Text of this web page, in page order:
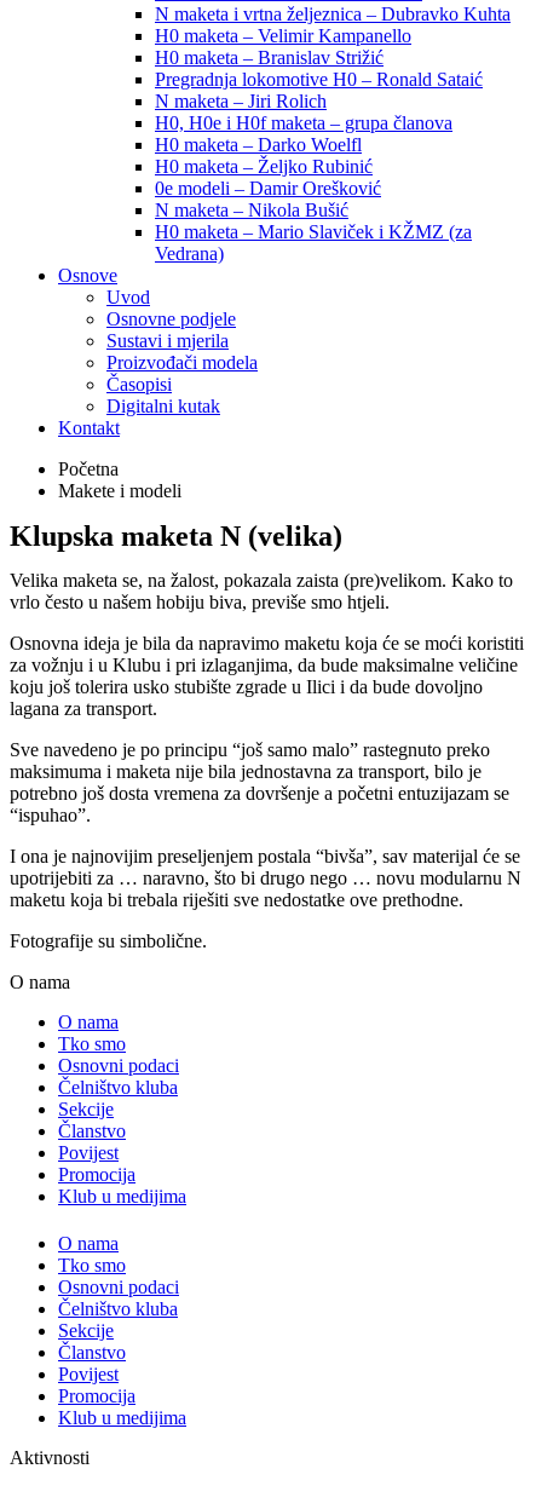
N maketa i vrtna željeznica – Dubravko Kuhta
H0 maketa – Velimir Kampanello
H0 maketa – Branislav Strižić
Pregradnja lokomotive H0 – Ronald Sataić
N maketa – Jiri Rolich
H0, H0e i H0f maketa – grupa članova
H0 maketa – Darko Woelfl
H0 maketa – Željko Rubinić
0e modeli – Damir Orešković
N maketa – Nikola Bušić
H0 maketa – Mario Slaviček i KŽMZ (za
Vedrana)
Osnove
Uvod
Osnovne podjele
Sustavi i mjerila
Proizvođači modela
Časopisi
Digitalni kutak
Kontakt
Početna
Makete i modeli
Klupska maketa N (velika)
Velika maketa se, na žalost, pokazala zaista (pre)velikom. Kako to
vrlo često u našem hobiju biva, previše smo htjeli.
Osnovna ideja je bila da napravimo maketu koja će se moći koristiti
za vožnju i u Klubu i pri izlaganjima, da bude maksimalne veličine
koju još tolerira usko stubište zgrade u Ilici i da bude dovoljno
lagana za transport.
Sve navedeno je po principu “još samo malo” rastegnuto preko
maksimuma i maketa nije bila jednostavna za transport, bilo je
potrebno još dosta vremena za dovršenje a početni entuzijazam se
“ispuhao”.
I ona je najnovijim preseljenjem postala “bivša”, sav materijal će se
upotrijebiti za … naravno, što bi drugo nego … novu modularnu N
maketu koja bi trebala riješiti sve nedostatke ove prethodne.
Fotografije su simbolične.
O nama
O nama
Tko smo
Osnovni podaci
Čelništvo kluba
Sekcije
Članstvo
Povijest
Promocija
Klub u medijima
O nama
Tko smo
Osnovni podaci
Čelništvo kluba
Sekcije
Članstvo
Povijest
Promocija
Klub u medijima
Aktivnosti